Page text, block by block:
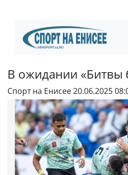
В ожидании «Битвы
Спорт на Енисее20.06.2025